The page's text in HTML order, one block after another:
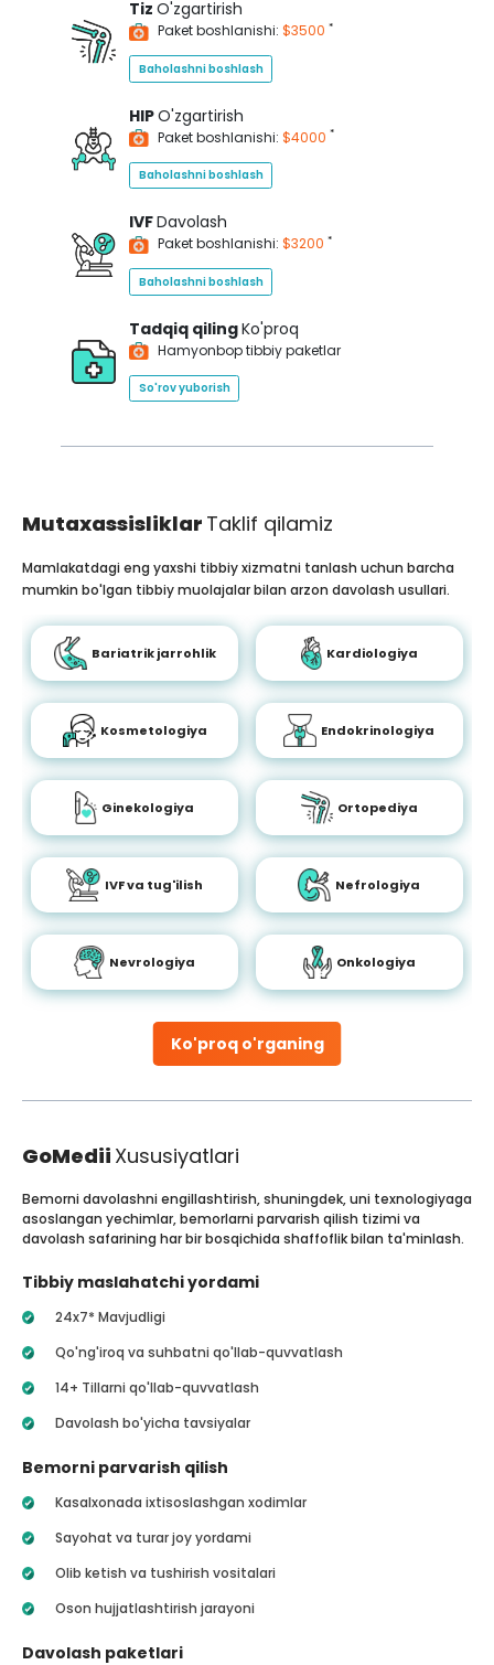
Tiz O'zgartirish
Paket boshlanishi: $3500 *
Baholashni boshlash
HIPO'zgartirish
Paket boshlanishi: $4000 *
Baholashni boshlash
IVFDavolash
Paket boshlanishi: $3200 *
Baholashni boshlash
Tadqiq qilingKo'proq
Hamyonbop tibbiy paketlar
So'rov yuborish
Mutaxassisliklar Taklif qilamiz
Ko'proq o'rganing
Mamlakatdagi eng yaxshi tibbiy xizmatni tanlash uchun barcha
mumkin bo'lgan tibbiy muolajalar bilan arzon davolash usullari.
Bariatrik jarrohlik Kardiologiya
Kosmetologiya Endokrinologiya
Ginekologiya Ortopediya
IVF va tug'ilish Nefrologiya
Nevrologiya Onkologiya
GoMedii Xususiyatlari
Bemorni davolashni engillashtirish, shuningdek, uni texnologiyaga
asoslangan yechimlar, bemorlarni parvarish qilish tizimi va
davolash safarining har bir bosqichida shaffoflik bilan ta'minlash.
Tibbiy maslahatchi yordami
24x7* Mavjudligi
Qo'ng'iroq va suhbatni qo'llab-quvvatlash
14+ Tillarni qo'llab-quvvatlash
Davolash bo'yicha tavsiyalar
Bemorni parvarish qilish
Kasalxonada ixtisoslashgan xodimlar
Sayohat va turar joy yordami
Olib ketish va tushirish vositalari
Oson hujjatlashtirish jarayoni
Davolash paketlari